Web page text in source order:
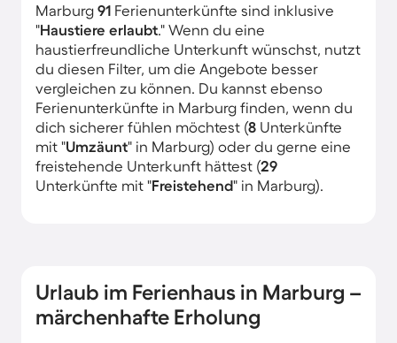
Marburg 91 Ferienunterkünfte sind inklusive
"Haustiere erlaubt." Wenn du eine
haustierfreundliche Unterkunft wünschst, nutzt
du diesen Filter, um die Angebote besser
vergleichen zu können. Du kannst ebenso
Ferienunterkünfte in Marburg finden, wenn du
dich sicherer fühlen möchtest (8 Unterkünfte
mit "Umzäunt" in Marburg) oder du gerne eine
freistehende Unterkunft hättest (29
Unterkünfte mit "Freistehend" in Marburg).
Urlaub im Ferienhaus in Marburg –
märchenhafte Erholung